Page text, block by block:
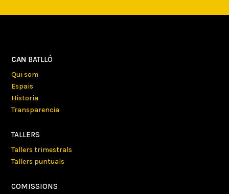
CAN BATLLÓ
Qui som
Espais
Historia
Transparencia
TALLERS
Tallers trimestrals
Tallers puntuals
COMISSIONS